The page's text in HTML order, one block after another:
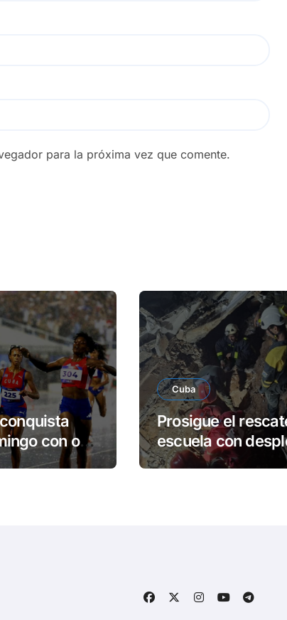
para la próxima vez que comente.
con oro
Cuba
Prosigue el
escuela con
parcial en